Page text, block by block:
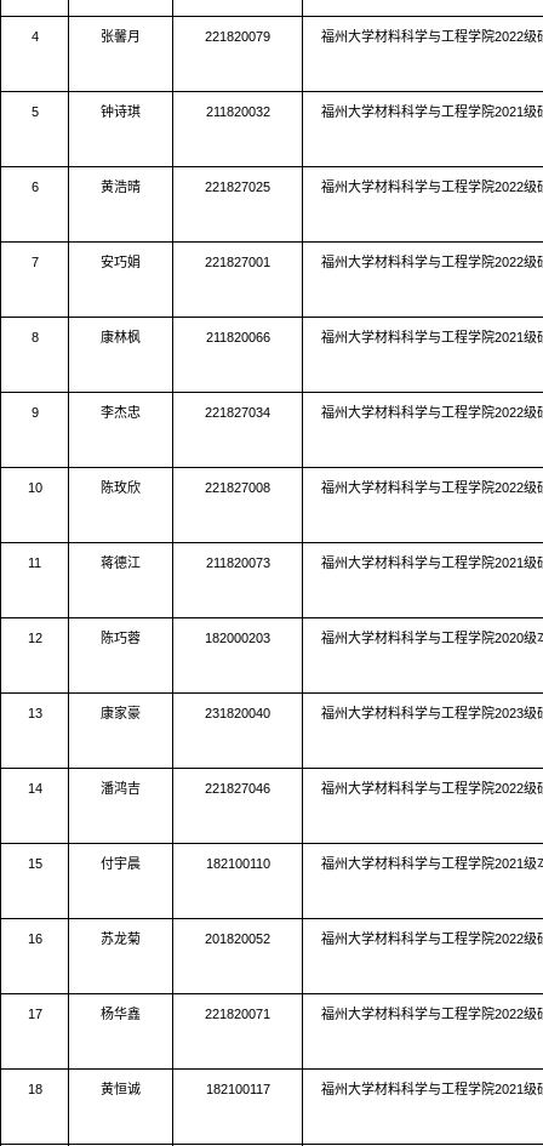
4 张馨月 221820079 福州大学材料科学与工程学院2022级
5 钟诗琪 211820032 福州大学材料科学与工程学院2021级
6 黄浩晴 221827025 福州大学材料科学与工程学院2022级
7 安巧娟 221827001 福州大学材料科学与工程学院2022级
8 康林枫 211820066 福州大学材料科学与工程学院2021级
9 李杰忠 221827034 福州大学材料科学与工程学院2022级
10 陈玫欣 221827008 福州大学材料科学与工程学院2022级
11 蒋德江 211820073 福州大学材料科学与工程学院2021级
12 陈巧蓉 182000203 福州大学材料科学与工程学院2020级
13 康家豪 231820040 福州大学材料科学与工程学院2023级
14 潘鸿吉 221827046 福州大学材料科学与工程学院2022级
15 付宇晨 182100110 福州大学材料科学与工程学院2021级
16 苏龙菊 201820052 福州大学材料科学与工程学院2022级
17 杨华鑫 221820071 福州大学材料科学与工程学院2022级
18 黄恒诚 182100117 福州大学材料科学与工程学院2021级